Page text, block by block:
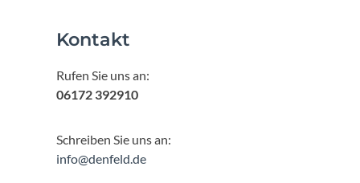
Kontakt
Rufen Sie uns an:
06172 392910
Schreiben Sie uns an:
info@denfeld.de